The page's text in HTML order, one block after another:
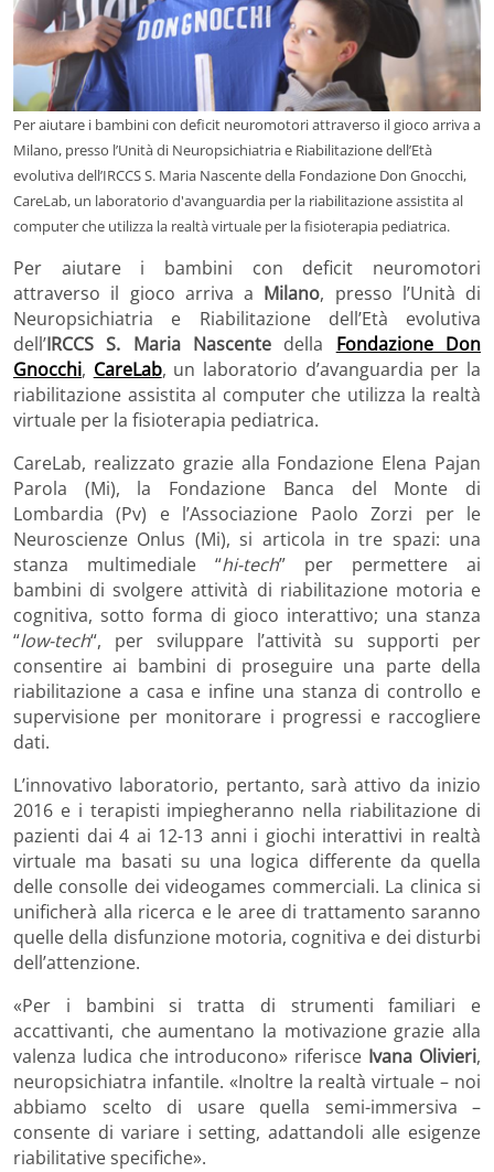
Per aiutare i bambini con deficit neuromotori attraverso il gioco arriva a
Milano, presso l’Unità di Neuropsichiatria e Riabilitazione dell’Età
evolutiva dell’IRCCS S. Maria Nascente della Fondazione Don Gnocchi,
CareLab, un laboratorio d'avanguardia per la riabilitazione assistita al
computer che utilizza la realtà virtuale per la fisioterapia pediatrica.
Per aiutare i bambini con deficit neuromotori
attraverso il gioco arriva a Milano, presso l’Unità di
Neuropsichiatria e Riabilitazione dell’Età evolutiva
dell’IRCCS S. Maria Nascente della Fondazione Don
Gnocchi, CareLab, un laboratorio d’avanguardia per la
riabilitazione assistita al computer che utilizza la realtà
virtuale per la fisioterapia pediatrica.
CareLab, realizzato grazie alla Fondazione Elena Pajan
Parola (Mi), la Fondazione Banca del Monte di
Lombardia (Pv) e l’Associazione Paolo Zorzi per le
Neuroscienze Onlus (Mi), si articola in tre spazi: una
stanza multimediale “hi-tech” per permettere ai
bambini di svolgere attività di riabilitazione motoria e
cognitiva, sotto forma di gioco interattivo; una stanza
“low-tech“, per sviluppare l’attività su supporti per
consentire ai bambini di proseguire una parte della
riabilitazione a casa e infine una stanza di controllo e
supervisione per monitorare i progressi e raccogliere
dati.
L’innovativo laboratorio, pertanto, sarà attivo da inizio
2016 e i terapisti impiegheranno nella riabilitazione di
pazienti dai 4 ai 12-13 anni i giochi interattivi in realtà
virtuale ma basati su una logica differente da quella
delle consolle dei videogames commerciali. La clinica si
unificherà alla ricerca e le aree di trattamento saranno
quelle della disfunzione motoria, cognitiva e dei disturbi
dell’attenzione.
«Per i bambini si tratta di strumenti familiari e
accattivanti, che aumentano la motivazione grazie alla
valenza ludica che introducono» riferisce Ivana Olivieri,
neuropsichiatra infantile. «Inoltre la realtà virtuale – noi
abbiamo scelto di usare quella semi-immersiva –
consente di variare i setting, adattandoli alle esigenze
riabilitative specifiche».